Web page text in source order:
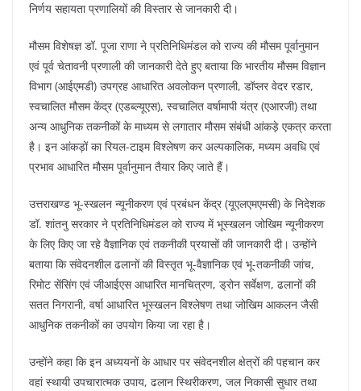
निर्णय सहायता प्रणालियों की विस्तार से जानकारी दी।
मौसम विशेषज्ञ डॉ. पूजा राणा ने प्रतिनिधिमंडल को राज्य की मौसम पूर्वानुमान
एवं पूर्व चेतावनी प्रणाली की जानकारी देते हुए बताया कि भारतीय मौसम विज्ञान
विभाग (आईएमडी) उपग्रह आधारित अवलोकन प्रणाली, डॉप्लर वेदर रडार,
स्वचालित मौसम केंद्र (एडब्ल्यूएस), स्वचालित वर्षामापी यंत्र (एआरजी) तथा
अन्य आधुनिक तकनीकों के माध्यम से लगातार मौसम संबंधी आंकड़े एकत्र करता
है। इन आंकड़ों का रियल-टाइम विश्लेषण कर अल्पकालिक, मध्यम अवधि एवं
प्रभाव आधारित मौसम पूर्वानुमान तैयार किए जाते हैं।
उत्तराखण्ड भू-स्खलन न्यूनीकरण एवं प्रबंधन केंद्र (यूएलएमएमसी) के निदेशक
डॉ. शांतनु सरकार ने प्रतिनिधिमंडल को राज्य में भूस्खलन जोखिम न्यूनीकरण
के लिए किए जा रहे वैज्ञानिक एवं तकनीकी प्रयासों की जानकारी दी। उन्होंने
बताया कि संवेदनशील ढलानों की विस्तृत भू-वैज्ञानिक एवं भू-तकनीकी जांच,
रिमोट सेंसिंग एवं जीआईएस आधारित मानचित्रण, ड्रोन सर्वेक्षण, ढलानों की
सतत निगरानी, वर्षा आधारित भूस्खलन विश्लेषण तथा जोखिम आकलन जैसी
आधुनिक तकनीकों का उपयोग किया जा रहा है।
उन्होंने कहा कि इन अध्ययनों के आधार पर संवेदनशील क्षेत्रों की पहचान कर
वहां स्थायी उपचारात्मक उपाय, ढलान स्थिरीकरण, जल निकासी सुधार तथा